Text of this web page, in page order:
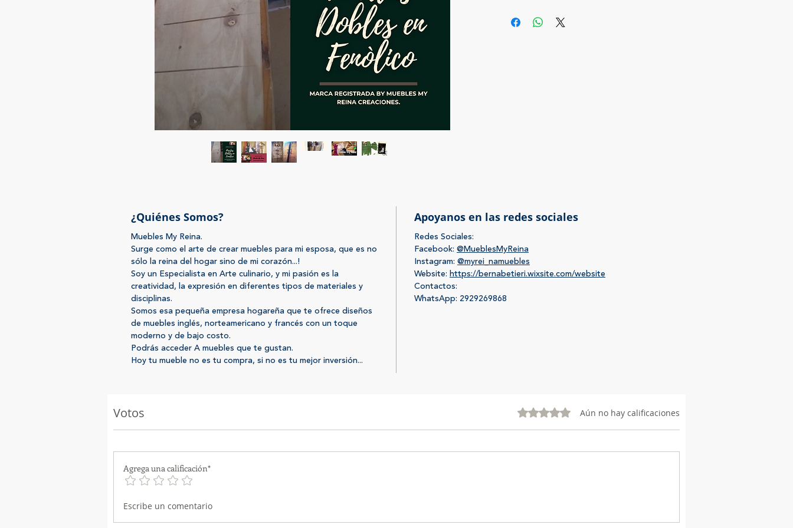
La madera de fenólico es considerada
¿Quiénes Somos?
Muebles My Reina.
Surge como el arte de crear muebles para mi esposa, que es no
sólo la reina del hogar sino de mi corazón...!
Soy un Especialista en Arte culinario, y mi pasión es la
creatividad, la expresión en diferentes tipos de materiales y
disciplinas.
Somos esa pequeña empresa hogareña que te ofrece diseños
de muebles inglés, norteamericano y francés con un toque
moderno y de bajo costo.
Podrás acceder A muebles que te gustan.
Hoy tu mueble no es tu compra, si no es tu mejor inversión...
Apoyanos en las redes sociales
Redes Sociales:
Facebook: @MueblesMyReina
Instagram: @myrei_namuebles
Website: https://bernabetieri.wixsite.com/website
Contactos:
WhatsApp: 2929269868
Votos Obtuvo 0 de 5 estrellas.Aún no hay calificaciones
Agrega una calificación*
Escribe un comentario